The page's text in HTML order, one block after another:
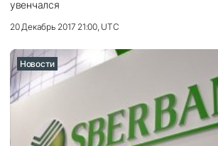
увенчался
20 Декабрь 2017 21:00, UTC
Новости